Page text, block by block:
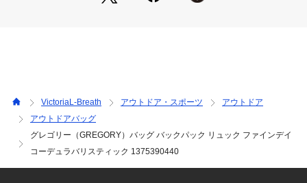
い。グレゴリー GREGORY エルブレス ヴィクトリア ビクト
VictoriaL-Breath アウトドア・スポーツ
アウトドア
アウトドアバッグ
グレゴリー（GREGORY）バッグ バックパック リュック ファインデイ
コーデュラバリスティック 1375390440